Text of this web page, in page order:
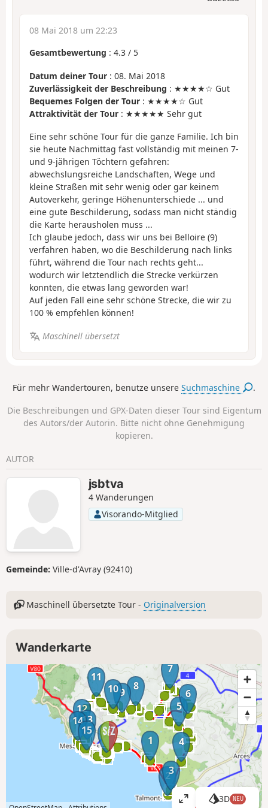
08 Mai 2018 um 22:23
Gesamtbewertung : 4.3 / 5
Datum deiner Tour : 08. Mai 2018
Zuverlässigkeit der Beschreibung : ★★★★☆ Gut
Bequemes Folgen der Tour : ★★★★☆ Gut
Attraktivität der Tour : ★★★★★ Sehr gut
Eine sehr schöne Tour für die ganze Familie. Ich bin
sie heute Nachmittag fast vollständig mit meinen 7-
und 9-jährigen Töchtern gefahren:
abwechslungsreiche Landschaften, Wege und
kleine Straßen mit sehr wenig oder gar keinem
Autoverkehr, geringe Höhenunterschiede ... und
eine gute Beschilderung, sodass man nicht ständig
die Karte herausholen muss ...
Ich glaube jedoch, dass wir uns bei Belloire (9)
verfahren haben, wo die Beschilderung nach links
führt, während die Tour nach rechts geht...
wodurch wir letztendlich die Strecke verkürzen
konnten, die etwas lang geworden war!
Auf jeden Fall eine sehr schöne Strecke, die wir zu
100 % empfehlen können!
Maschinell übersetzt
Für mehr Wandertouren, benutze unsereSuchmaschine .
Die Beschreibungen und GPX-Daten dieser Tour sind Eigentum
des Autors/der Autorin. Bitte nicht ohne Genehmigung
kopieren.
AUTOR
jsbtva
4 Wanderungen
Visorando-Mitglied
Gemeinde: Ville-d'Avray (92410)
Maschinell übersetzte Tour - Originalversion
Wanderkarte
1
23
4
5
6
7
8
9
10
11
12
13
14
15 16
K
3D NEU